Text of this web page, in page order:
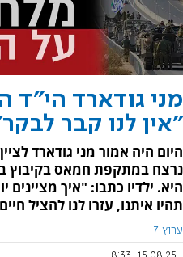
"אין לנו קבר
נרצח במתקפת חמאס בקיבוץ
היא. ילדיו כתבו: "איך מציינים
תהיו איתנו, עזרו לנו להציל
ערוץ 7